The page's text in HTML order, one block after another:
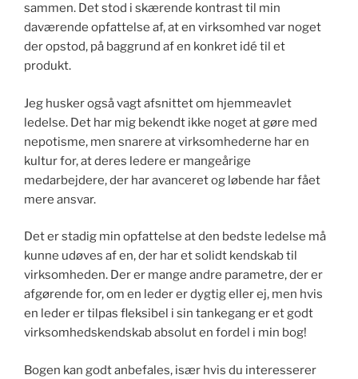
sammen. Det stod i skærende kontrast til min
daværende opfattelse af, at en virksomhed var noget
der opstod, på baggrund af en konkret idé til et
produkt.
Jeg husker også vagt afsnittet om hjemmeavlet
ledelse. Det har mig bekendt ikke noget at gøre med
nepotisme, men snarere at virksomhederne har en
kultur for, at deres ledere er mangeårige
medarbejdere, der har avanceret og løbende har fået
mere ansvar.
Det er stadig min opfattelse at den bedste ledelse må
kunne udøves af en, der har et solidt kendskab til
virksomheden. Der er mange andre parametre, der er
afgørende for, om en leder er dygtig eller ej, men hvis
en leder er tilpas fleksibel i sin tankegang er et godt
virksomhedskendskab absolut en fordel i min bog!
Bogen kan godt anbefales, især hvis du interesserer